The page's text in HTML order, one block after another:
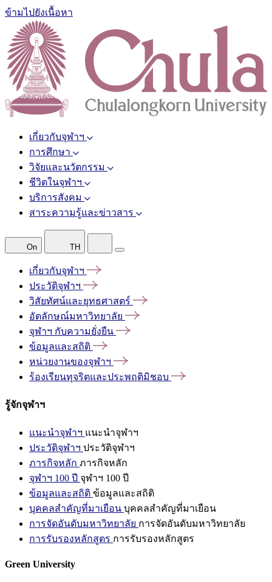
ข้ามไปยังเนื้อหา
เกี่ยวกับจุฬาฯ
การศึกษา
วิจัยและนวัตกรรม
ชีวิตในจุฬาฯ
บริการสังคม
สาระความรู้และข่าวสาร
On TH
เกี่ยวกับจุฬาฯ
ประวัติจุฬาฯ
วิสัยทัศน์และยุทธศาสตร์
อัตลักษณ์มหาวิทยาลัย
จุฬาฯ กับความยั่งยืน
ข้อมูลและสถิติ
หน่วยงานของจุฬาฯ
ร้องเรียนทุจริตและประพฤติมิชอบ
รู้จักจุฬาฯ
แนะนำจุฬาฯ แนะนำจุฬาฯ
ประวัติจุฬาฯ ประวัติจุฬาฯ
ภารกิจหลัก ภารกิจหลัก
จุฬาฯ 100 ปี จุฬาฯ 100 ปี
ข้อมูลและสถิติ ข้อมูลและสถิติ
บุคคลสำคัญที่มาเยือน บุคคลสำคัญที่มาเยือน
การจัดอันดับมหาวิทยาลัย การจัดอันดับมหาวิทยาลัย
การรับรองหลักสูตร การรับรองหลักสูตร
Green University